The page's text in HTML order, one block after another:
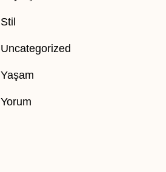
Stil
Uncategorized
Yaşam
Yorum